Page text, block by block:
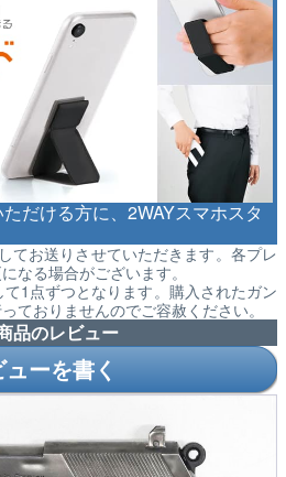
だける方に、2WAYスマホスタ
てお送りさせていただきます。各プレ
なる場合がございます。
1点ずつとなります。購入されたガン
ておりませんのでご容赦ください。
品のレビュー
ューを書く